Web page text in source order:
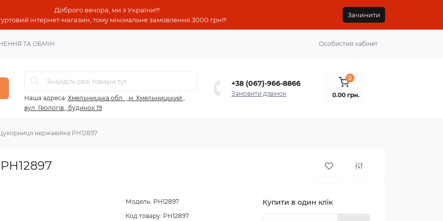
Доброго вечора, ми з України!!!
інтернет-магазин, тому мінімальне замовлення 3000 грн!!!
Зачинити
ТА ОБМІН Особистий кабінет
Наша адреса: Хмельницька обл. , м. Хмельницький ,
вул. Геологів , будинок 19
+38 (067)-966-8866
Замовити дзвінок
0
0.00 грн.
нержавійка PH12897
Модель: PH12897
Код товару: PH12897
Купити в один клік